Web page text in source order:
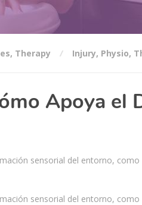
, Therapy Injury, Physio,
Apoya el
sensorial del entorno,
sensorial del entorno,